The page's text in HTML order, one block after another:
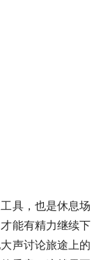
具，也是休息场
能有精力继续下
声讨论旅途上的